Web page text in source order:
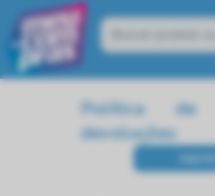
Política
devoluções